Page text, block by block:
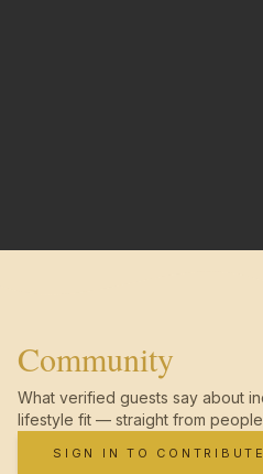
Community
What verified guests say about
lifestyle fit — straight from
SIGN IN TO CONTRIBUTE